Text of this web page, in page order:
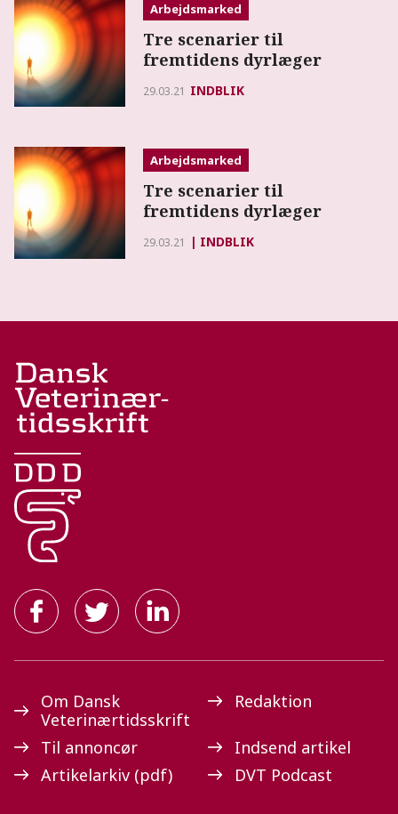
Arbejdsmarked
Tre scenarier til
fremtidens dyrlæger
29.03.21 INDBLIK
Arbejdsmarked
Tre scenarier til
fremtidens dyrlæger
29.03.21 INDBLIK
Om Dansk
Veterinærtidsskrift
Redaktion
Til annoncør
Indsend artikel
Artikelarkiv (pdf)
DVT Podcast